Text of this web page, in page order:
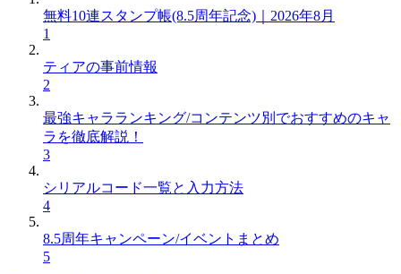
無料10連スタンプ帳(8.5周年記念)｜2026年8月
1
ティアの事前情報
2
最強キャラランキング/コンテンツ別でおすすめのキャ
ラを徹底解説！
3
シリアルコード一覧と入力方法
4
8.5周年キャンペーン/イベントまとめ
5